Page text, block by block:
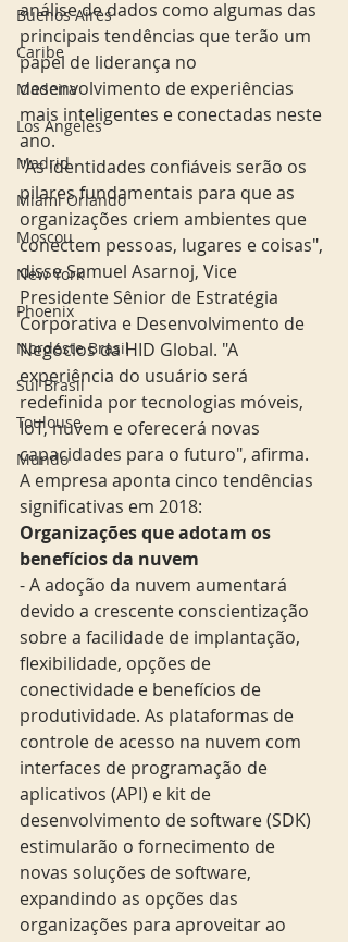
Buenos Aires
Caribe
Madeira
Los Angeles
Madrid
Miami Orlando
Moscou
New York
Phoenix
Nordeste Brasil
Sul Brasil
Toulouse
Mundo
análise de dados como algumas das
principais tendências que terão um
papel de liderança no
desenvolvimento de experiências
mais inteligentes e conectadas neste
ano.
"As identidades confiáveis serão os
pilares fundamentais para que as
organizações criem ambientes que
conectem pessoas, lugares e coisas",
disse Samuel Asarnoj, Vice
Presidente Sênior de Estratégia
Corporativa e Desenvolvimento de
Negócios da HID Global. "A
experiência do usuário será
redefinida por tecnologias móveis,
IoT, nuvem e oferecerá novas
capacidades para o futuro", afirma.
A empresa aponta cinco tendências
significativas em 2018:
Organizações que adotam os
benefícios da nuvem
- A adoção da nuvem aumentará
devido a crescente conscientização
sobre a facilidade de implantação,
flexibilidade, opções de
conectividade e benefícios de
produtividade. As plataformas de
controle de acesso na nuvem com
interfaces de programação de
aplicativos (API) e kit de
desenvolvimento de software (SDK)
estimularão o fornecimento de
novas soluções de software,
expandindo as opções das
organizações para aproveitar ao